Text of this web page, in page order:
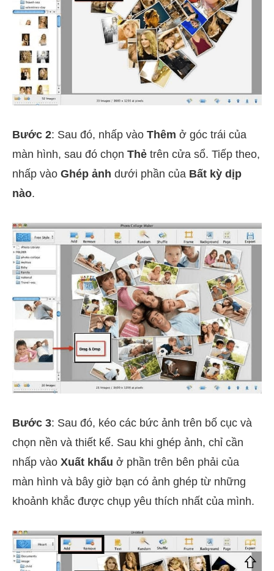
Bước 2: Sau đó, nhấp vào Thêm ở góc trái của
màn hình, sau đó chọn Thẻ trên cửa sổ. Tiếp theo,
nhấp vào Ghép ảnh dưới phần của Bất kỳ dịp
nào.
Bước 3: Sau đó, kéo các bức ảnh trên bố cục và
chọn nền và thiết kế. Sau khi ghép ảnh, chỉ cần
nhấp vào Xuất khẩu ở phần trên bên phải của
màn hình và bây giờ bạn có ảnh ghép từ những
khoảnh khắc được chụp yêu thích nhất của mình.